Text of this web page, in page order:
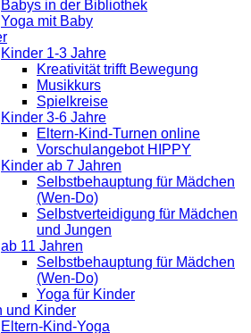
Babys in der Bibliothek
Yoga mit Baby
Kinder 1-3 Jahre
Kreativität trifft Bewegung
Musikkurs
Spielkreise
Kinder 3-6 Jahre
Eltern-Kind-Turnen online
Vorschulangebot HIPPY
Kinder ab 7 Jahren
Selbstbehauptung für Mädchen
(Wen-Do)
Selbstverteidigung für Mädchen
und Jungen
ab 11 Jahren
Selbstbehauptung für Mädchen
(Wen-Do)
Yoga für Kinder
und Kinder
Eltern-Kind-Yoga